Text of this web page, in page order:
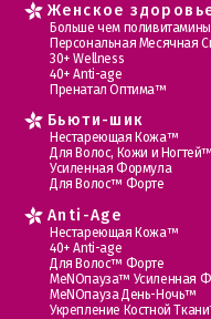
Женское
Больше чем
Персональная Месячная
30+ Wellness
40+ Anti-age
Пренатал Оптима™
Бьюти-шик
Нестареющая Кожа™
Для Волос, Кожи и Ногтей™
Усиленная Формула
Для Волос™ Форте
Anti-Age
Нестареющая Кожа™
40+ Anti-age
Для Волос™ Форте
МеNOпауза™ Усиленная
МеNOпауза День-Ночь™
Укрепление Костной